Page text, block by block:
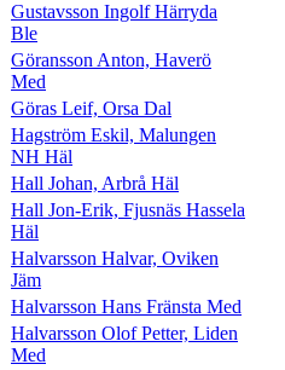
Gustavsson Ingolf Härryda
Ble
Göransson Anton, Haverö
Med
Göras Leif, Orsa Dal
Hagström Eskil, Malungen
NH Häl
Hall Johan, Arbrå Häl
Hall Jon-Erik, Fjusnäs Hassela
Häl
Halvarsson Halvar, Oviken
Jäm
Halvarsson Hans Fränsta Med
Halvarsson Olof Petter, Liden
Med